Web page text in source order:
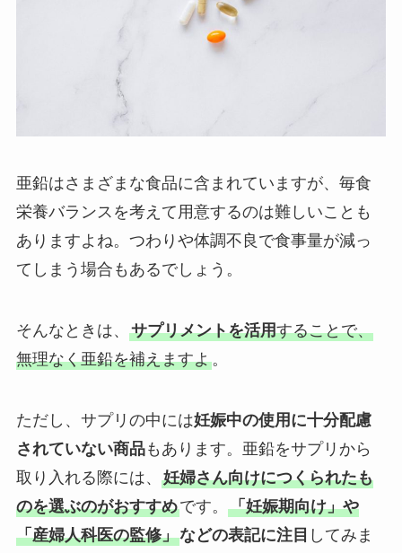
亜鉛はさまざまな食品に含まれていますが、毎食
栄養バランスを考えて用意するのは難しいことも
ありますよね。つわりや体調不良で食事量が減っ
てしまう場合もあるでしょう。
そんなときは、 サプリメントを活用することで、
無理なく亜鉛を補えますよ。
ただし、サプリの中には妊娠中の使用に十分配慮
されていない商品もあります。亜鉛をサプリから
取り入れる際には、 妊婦さん向けにつくられたも
のを選ぶのがおすすめです。 「妊娠期向け」や
「産婦人科医の監修」などの表記に注目 してみま